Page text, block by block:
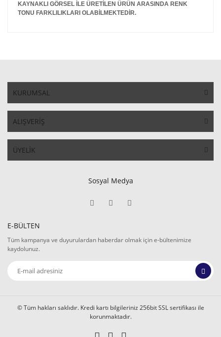
KAYNAKLI GÖRSEL İLE ÜRETİLEN ÜRÜN ARASINDA RENK
TONU FARKLILIKLARI OLABİLMEKTEDİR.
KURUMSAL
ALIŞVERİŞ
ÜYELİK
Sosyal Medya
E-BÜLTEN
Tüm kampanya ve duyurulardan haberdar olmak için e-bültenimize
kaydolunuz.
© Tüm hakları saklıdır. Kredi kartı bilgileriniz 256bit SSL sertifikası ile
korunmaktadır.